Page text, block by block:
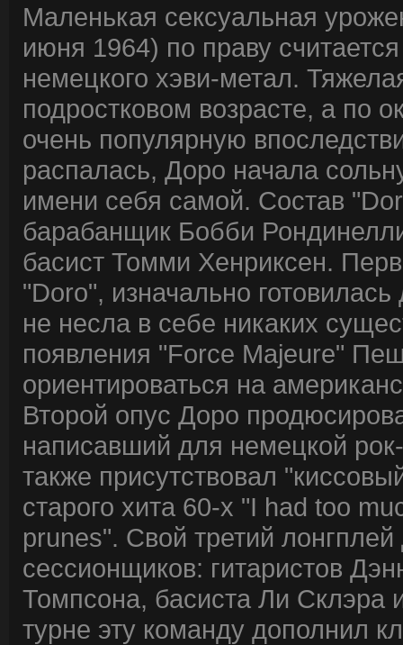
Маленькая сексуальная
июня 1964) по праву
немецкого хэви-метал.
подростковом возрасте, а по
очень популярную
распалась, Доро начала
имени себя самой. Состав
барабанщик Бобби
басист Томми Хенриксен.
"Doro", изначально
не несла в себе никаких
появления "Force Majeure"
ориентироваться на
Второй опус Доро
написавший для немецкой
также присутствовал
старого хита 60-х "I had too
prunes". Свой третий
сессионщиков: гитаристов
Томпсона, басиста Ли
турне эту команду дополнил